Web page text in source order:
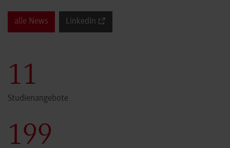
alle News LinkedIn
12
Studienangebote
200